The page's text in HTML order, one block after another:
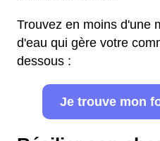
Trouvez en moins d'une
d'eau qui gère votre
dessous :
Je trouve mon